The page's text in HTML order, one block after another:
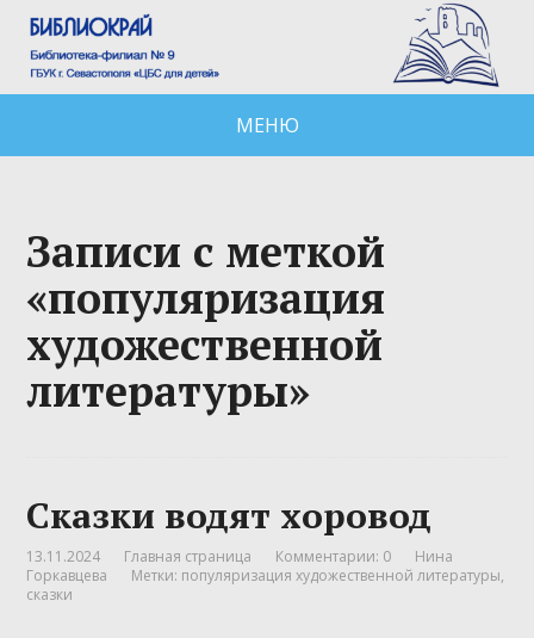
МЕНЮ
Записи с меткой
«популяризация
художественной
литературы»
Сказки водят хоровод
13.11.2024 Главная страница Комментарии: 0
Нина
Горкавцева
Метки: популяризация художественной литературы,
сказки